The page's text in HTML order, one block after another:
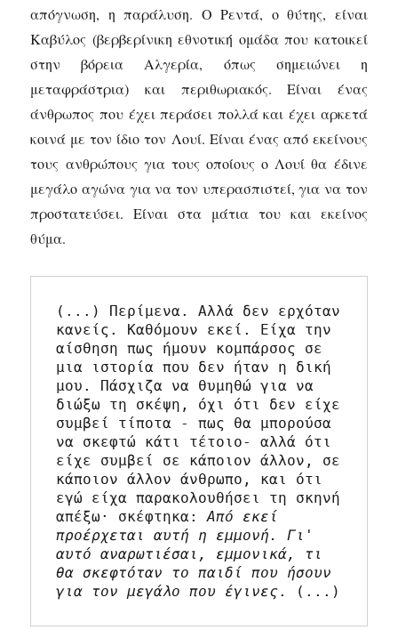
απόγνωση, η παράλυση. Ο Ρεντά, ο θύτης, είναι
Καβύλος (βερβερίνικη εθνοτική ομάδα που κατοικεί
στην βόρεια Αλγερία, όπως σημειώνει η
μεταφράστρια) και περιθωριακός. Είναι ένας
άνθρωπος που έχει περάσει πολλά και έχει αρκετά
κοινά με τον ίδιο τον Λουί. Είναι ένας από εκείνους
τους ανθρώπους για τους οποίους ο Λουί θα έδινε
μεγάλο αγώνα για να τον υπερασπιστεί, για να τον
προστατεύσει. Είναι στα μάτια του και εκείνος
θύμα.
(...) Περίμενα. Αλλά δεν ερχόταν
κανείς. Καθόμουν εκεί. Είχα την
αίσθηση πως ήμουν κομπάρσος σε
μια ιστορία που δεν ήταν η δική
μου. Πάσχιζα να θυμηθώ για να
διώξω τη σκέψη, όχι ότι δεν είχε
συμβεί τίποτα - πως θα μπορούσα
να σκεφτώ κάτι τέτοιο- αλλά ότι
είχε συμβεί σε κάποιον άλλον, σε
κάποιον άλλον άνθρωπο, και ότι
εγώ είχα παρακολουθήσει τη σκηνή
απέξω· σκέφτηκα: Από εκεί
προέρχεται αυτή η εμμονή. Γι'
αυτό αναρωτιέσαι, εμμονικά, τι
θα σκεφτόταν το παιδί που ήσουν
για τον μεγάλο που έγινες. (...)